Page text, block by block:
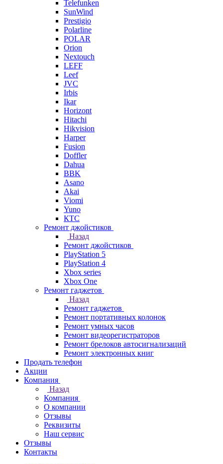
Telefunken
SunWind
Prestigio
Polarline
POLAR
Orion
Nextouch
LEFF
Leef
JVC
Irbis
Ikar
Horizont
Hitachi
Hikvision
Harper
Fusion
Doffler
Dahua
BBK
Asano
Akai
Viomi
Yuno
КТС
Ремонт джойстиков
Назад
Ремонт джойстиков
PlayStation 5
PlayStation 4
Xbox series
Xbox One
Ремонт гаджетов
Назад
Ремонт гаджетов
Ремонт портативных колонок
Ремонт умных часов
Ремонт видеорегистраторов
Ремонт брелоков автосигнализаций
Ремонт электронных книг
Продать телефон
Акции
Компания
Назад
Компания
О компании
Отзывы
Реквизиты
Наш сервис
Отзывы
Контакты